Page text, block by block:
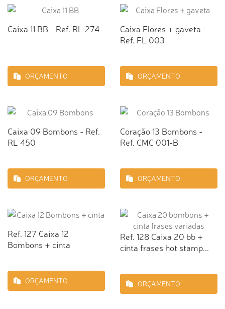
Caixa 11 BB - Ref. RL 274
ORÇAMENTO
Caixa Flores + gaveta -
Ref. FL 003
ORÇAMENTO
Caixa 09 Bombons - Ref.
RL 450
ORÇAMENTO
Coração 13 Bombons -
Ref. CMC 001-B
ORÇAMENTO
Ref. 127 Caixa 12
Bombons + cinta
ORÇAMENTO
Ref. 128 Caixa 20 bb +
cinta frases hot stamp...
ORÇAMENTO